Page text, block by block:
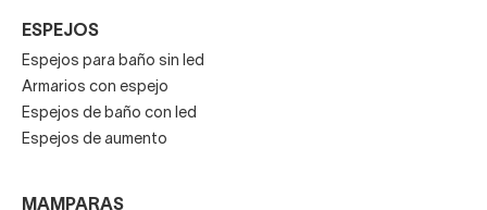
ESPEJOS
Espejos para baño sin led
Armarios con espejo
Espejos de baño con led
Espejos de aumento
MAMPARAS